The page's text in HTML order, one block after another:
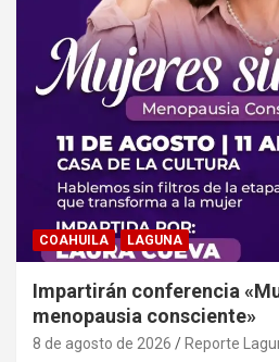
COAHUILA LAGUNA
Impartirán conferencia
menopausia consciente»
8 de agosto de 2026 Reporte